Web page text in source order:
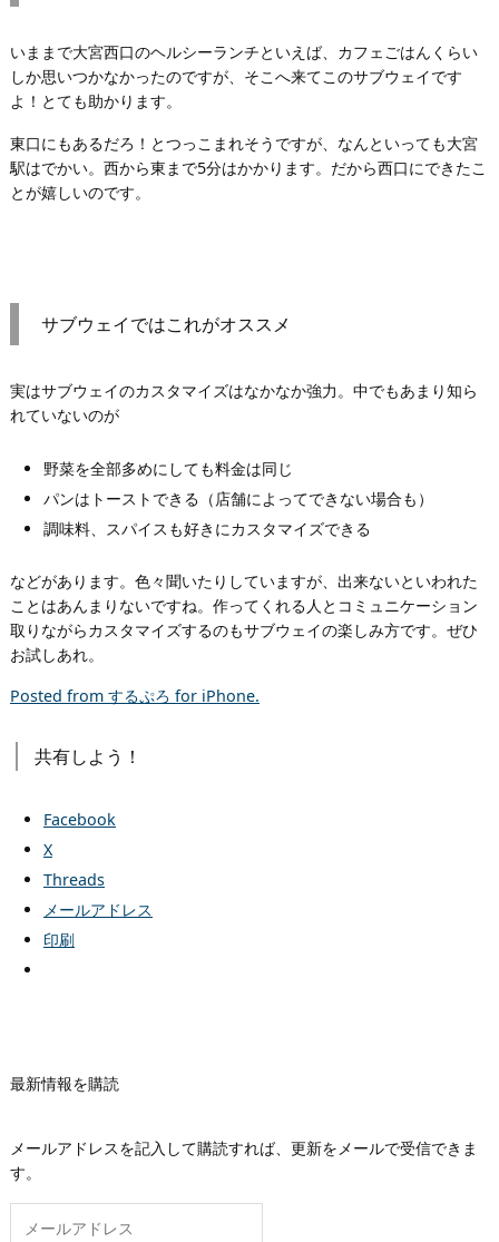
いままで大宮西口のヘルシーランチといえば、カフェごはんくらい
しか思いつかなかったのですが、そこへ来てこのサブウェイです
よ！とても助かります。
東口にもあるだろ！とつっこまれそうですが、なんといっても大宮
駅はでかい。西から東まで5分はかかります。だから西口にできたこ
とが嬉しいのです。
サブウェイではこれがオススメ
実はサブウェイのカスタマイズはなかなか強力。中でもあまり知ら
れていないのが
野菜を全部多めにしても料金は同じ
パンはトーストできる（店舗によってできない場合も）
調味料、スパイスも好きにカスタマイズできる
などがあります。色々聞いたりしていますが、出来ないといわれた
ことはあんまりないですね。作ってくれる人とコミュニケーション
取りながらカスタマイズするのもサブウェイの楽しみ方です。ぜひ
お試しあれ。
Posted from するぷろ for iPhone.
共有しよう！
Facebook
X
Threads
メールアドレス
印刷
最新情報を購読
メールアドレスを記入して購読すれば、更新をメールで受信できま
す。